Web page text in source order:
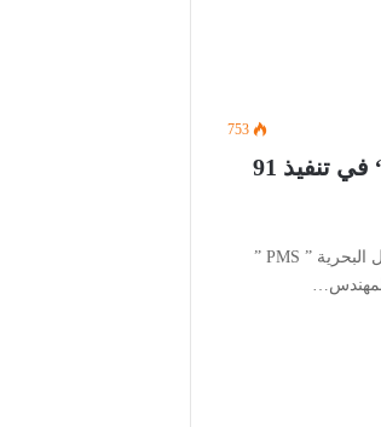
753
نجاح ” خدمات البترول البحرية “ في تنفيذ 91
اعتمدت الجمعية العامة لشركة خدمات البترول البحرية ” PMS ”